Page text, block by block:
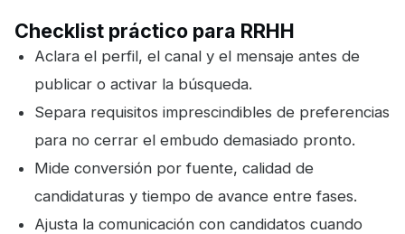
Checklist práctico para RRHH
Aclara el perfil, el canal y el mensaje antes de
publicar o activar la búsqueda.
Separa requisitos imprescindibles de preferencias
para no cerrar el embudo demasiado pronto.
Mide conversión por fuente, calidad de
candidaturas y tiempo de avance entre fases.
Ajusta la comunicación con candidatos cuando